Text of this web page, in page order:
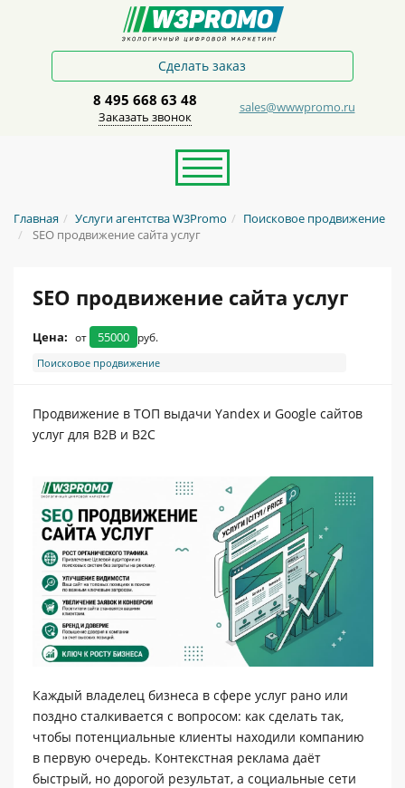
Сделать заказ
8 495 668 63 48
Заказать звонок
sales@wwwpromo.ru
Главная Услуги агентства W3Promo
Поисковое продвижение
SEO продвижение сайта услуг
SEO продвижение сайта услуг
Цена: от 55000 руб.
Поисковое продвижение
Продвижение в ТОП выдачи Yandex и Google сайтов
услуг для B2B и B2C
Каждый владелец бизнеса в сфере услуг рано или
поздно сталкивается с вопросом: как сделать так,
чтобы потенциальные клиенты находили компанию
в первую очередь. Контекстная реклама даёт
быстрый, но дорогой результат, а социальные сети